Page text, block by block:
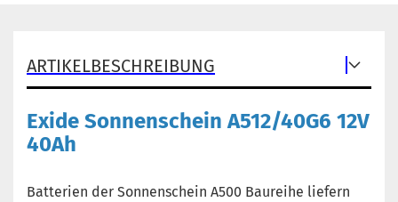
ARTIKELBESCHREIBUNG
Exide Sonnenschein A512/40G6 12V
40Ah
Batterien der Sonnenschein A500 Baureihe liefern